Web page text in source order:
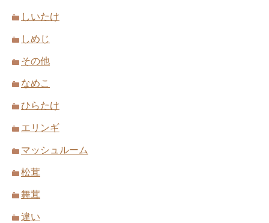
しいたけ
しめじ
その他
なめこ
ひらたけ
エリンギ
マッシュルーム
松茸
舞茸
違い